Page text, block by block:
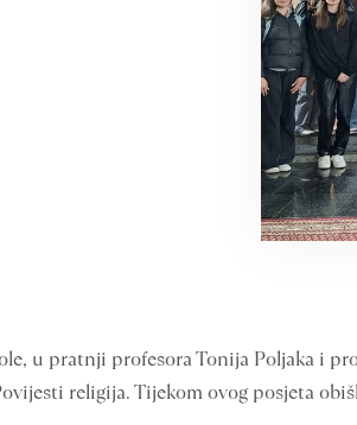
u pratnji profesora Tonija Poljaka i
religija. Tijekom ovog posjeta